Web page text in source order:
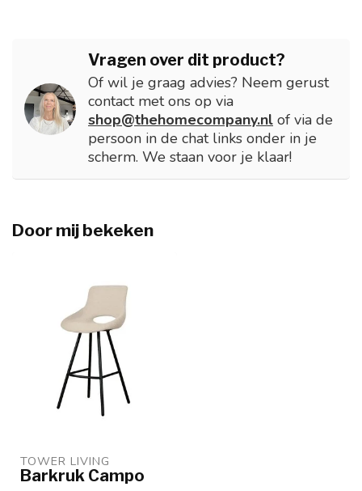
Vragen over dit product?
Of wil je graag advies? Neem gerust
contact met ons op via
shop@thehomecompany.nl of via de
persoon in de chat links onder in je
scherm. We staan voor je klaar!
Door mij bekeken
TOWER LIVING
Barkruk Campo